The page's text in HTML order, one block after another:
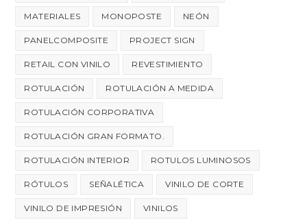
MATERIALES MONOPOSTE NEÓN
PANELCOMPOSITE PROJECT SIGN
RETAIL CON VINILO REVESTIMIENTO
ROTULACIÓN ROTULACIÓN A MEDIDA
ROTULACIÓN CORPORATIVA
ROTULACIÓN GRAN FORMATO.
ROTULACIÓN INTERIOR ROTULOS LUMINOSOS
RÓTULOS SEÑALÉTICA VINILO DE CORTE
VINILO DE IMPRESIÓN VINILOS